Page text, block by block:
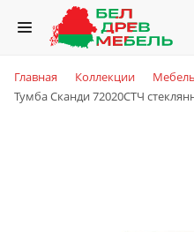
Главная Коллекции
Тумба Сканди 72020СТЧ